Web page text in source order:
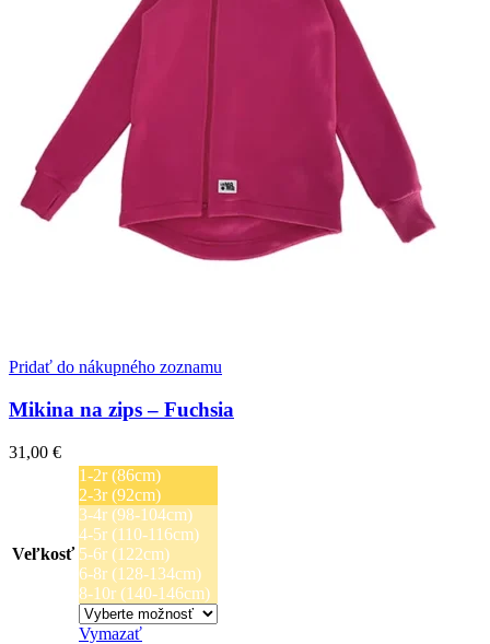
stránke
produktu.
Pridať do nákupného zoznamu
Mikina na zips – Fuchsia
31,00 €
Veľkosť
1-2r (86cm)
2-3r (92cm)
3-4r (98-104cm)
4-5r (110-116cm)
5-6r (122cm)
6-8r (128-134cm)
8-10r (140-146cm)
Vymazať